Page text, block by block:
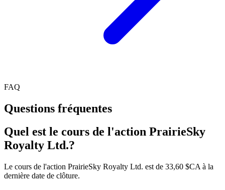
FAQ
Questions fréquentes
Quel est le cours de l'action PrairieSky
Royalty Ltd.?
Le cours de l'action PrairieSky Royalty Ltd. est de 33,60 $CA à la
dernière date de clôture.